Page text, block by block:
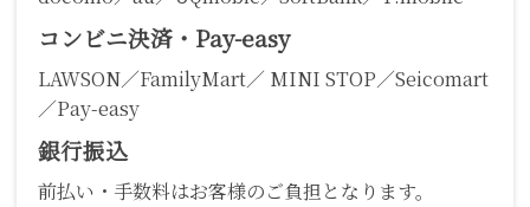
コンビニ決済・Pay-easy
LAWSON／FamilyMart／ MINI STOP／Seicomart
／Pay-easy
銀行振込
前払い・手数料はお客様のご負担となります。